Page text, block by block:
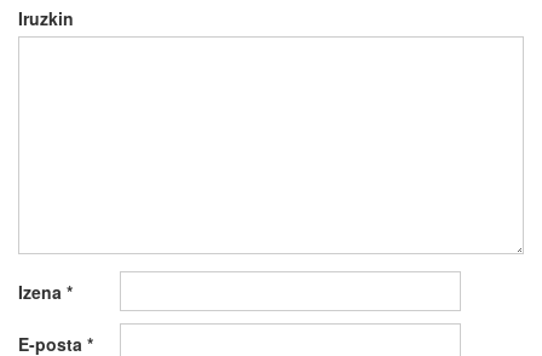
Iruzkin
Izena *
E-posta *